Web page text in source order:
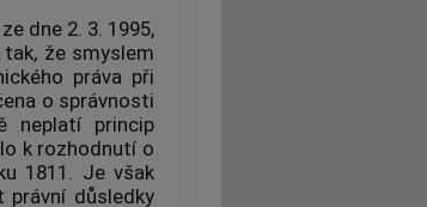
dne 2. 3. 1995,
tak, že smyslem
práva při
o správnosti
neplatí princip
k rozhodnutí o
1811. Je však
důsledky